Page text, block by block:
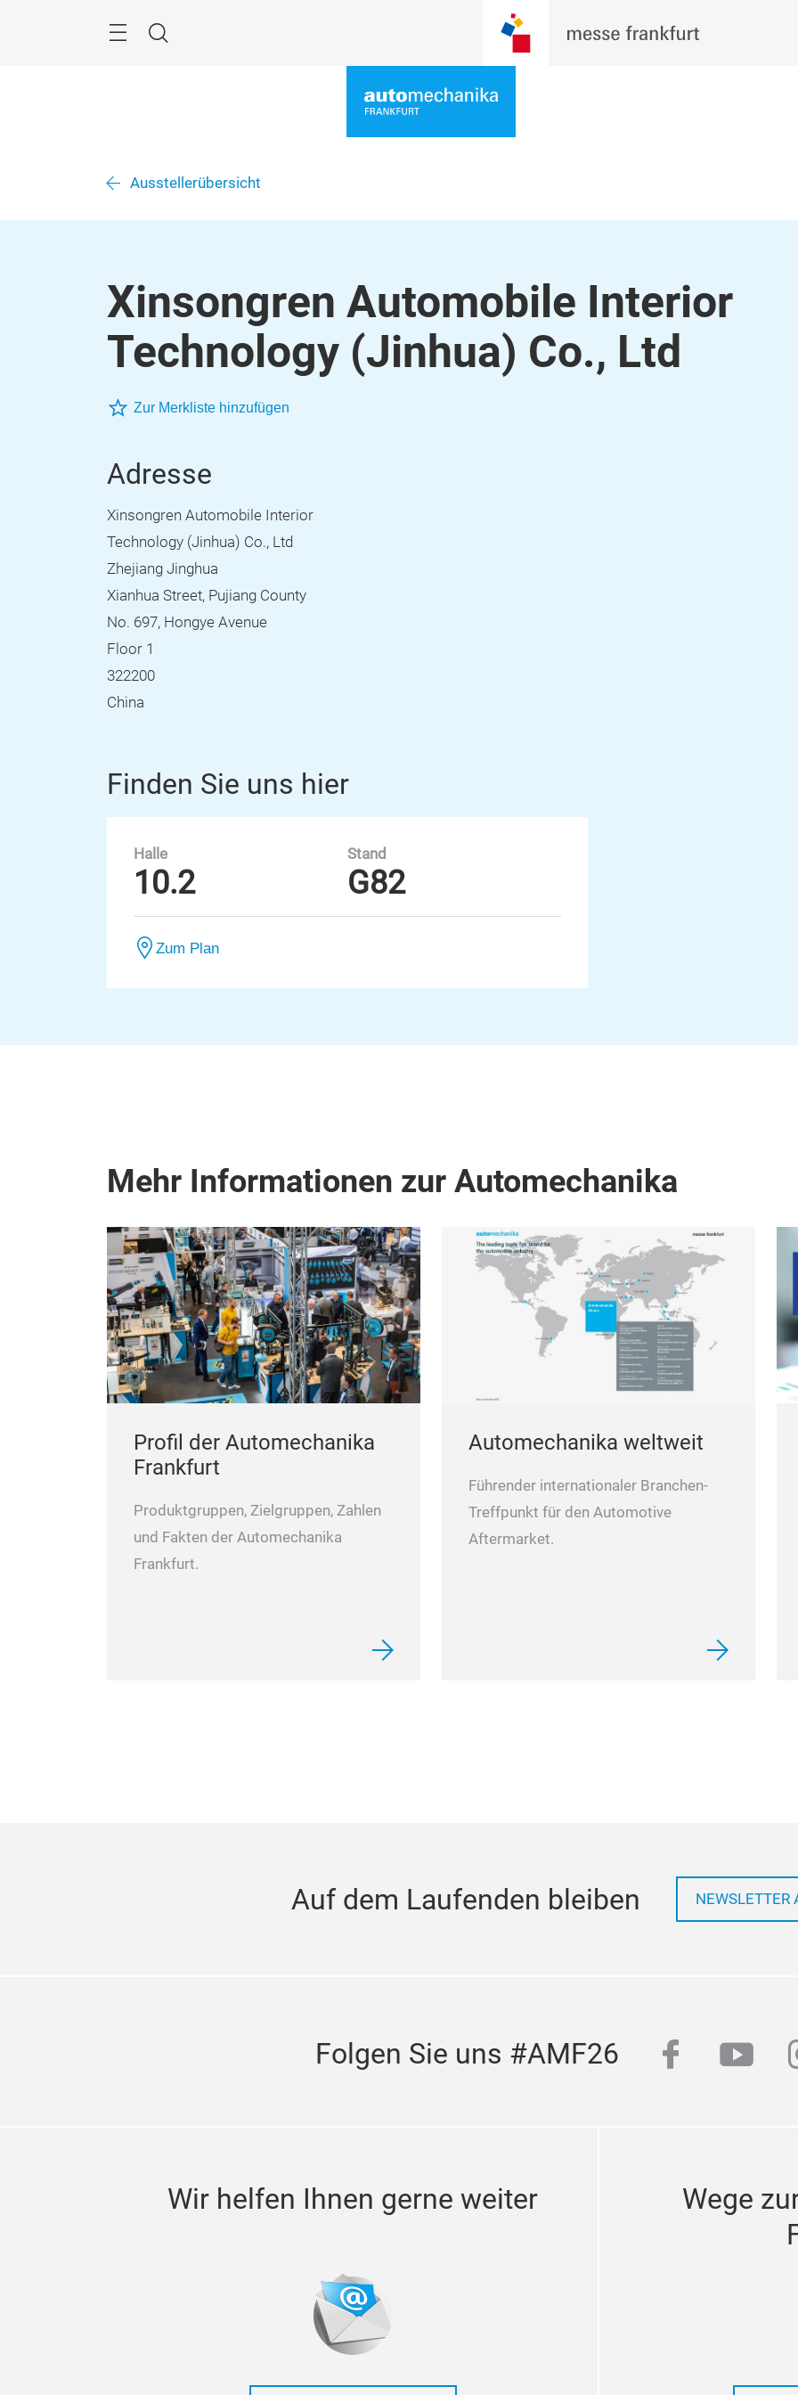
Suche
Ausstellerübersicht
Xinsongren Automobile Interior
Technology (Jinhua) Co., Ltd
Zur Merkliste hinzufügen
Adresse
Xinsongren Automobile Interior
Technology (Jinhua) Co., Ltd
Zhejiang Jinghua
Xianhua Street, Pujiang County
No. 697, Hongye Avenue
Floor 1
322200
China
Finden Sie uns hier
Halle
10.2
Stand
G82
Zum Plan
Mehr Informationen zur Automechanika
Profil der Automechanika
Frankfurt
Produktgruppen, Zielgruppen, Zahlen
und Fakten der Automechanika
Frankfurt.
Automechanika weltweit
Führender internationaler Branchen-
Treffpunkt für den Automotive
Aftermarket.
Auf dem Laufenden bleiben NEWSLETTER
Folgen Sie uns #AMF26 facebook
Wir helfen Ihnen gerne weiter
Wege